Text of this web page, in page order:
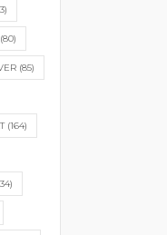
(80)
(85)
(164)